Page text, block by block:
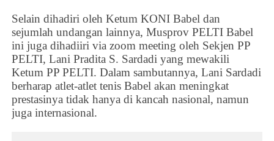
Selain dihadiri oleh Ketum KONI Babel dan
sejumlah undangan lainnya,Musprov PELTI Babel
ini juga dihadiiri via zoom meeting oleh Sekjen PP
PELTI,Lani Pradita S. Sardadi yang mewakili
Ketum PP PELTI. Dalam sambutannya, Lani Sardadi
berharap atlet-atlet tenis Babel akan meningkat
prestasinya tidak hanya di kancah nasional, namun
juga internasional.